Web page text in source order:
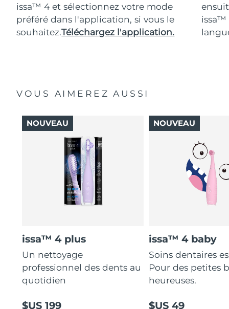
issa™ 4 et sélectionnez votre mode
préféré dans l'application, si vous le
souhaitez.Téléchargez l'application.
issa™
VOUS AIMEREZ AUSSI
issa™ 4 plus
Un nettoyage
professionnel des dents au
quotidien
$US 199
NOUVEAU
issa™ 4 baby
Soins dentaires
Pour des petites
heureuses.
$US 49
NOUVEAU